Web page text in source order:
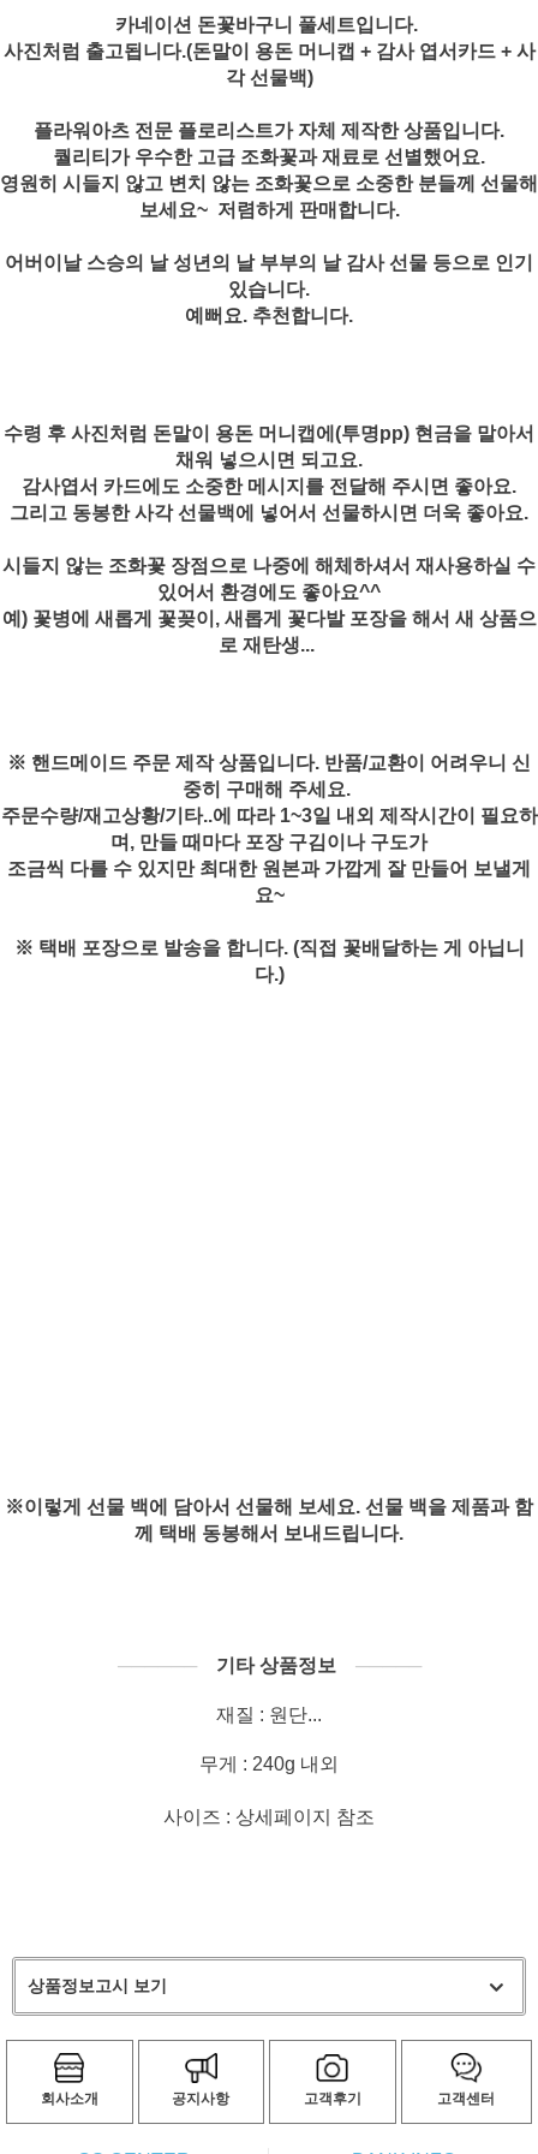
카네이션 돈꽃바구니 풀세트입니다.
사진처럼 출고됩니다.(돈말이 용돈 머니캡 + 감사 엽서카드 + 사
각 선물백)
플라워아츠 전문 플로리스트가 자체 제작한 상품입니다.
퀄리티가 우수한 고급 조화꽃과 재료로 선별했어요.
영원히 시들지 않고 변치 않는 조화꽃으로 소중한 분들께 선물해
보세요~ 저렴하게 판매합니다.
어버이날 스승의 날 성년의 날 부부의 날 감사 선물 등으로 인기
있습니다.
예뻐요. 추천합니다.
수령 후 사진처럼 돈말이 용돈 머니캡에(투명pp) 현금을 말아서
채워 넣으시면 되고요.
감사엽서 카드에도 소중한 메시지를 전달해 주시면 좋아요.
그리고 동봉한 사각 선물백에 넣어서 선물하시면 더욱 좋아요.
시들지 않는 조화꽃 장점으로 나중에 해체하셔서 재사용하실 수
있어서 환경에도 좋아요^^
예) 꽃병에 새롭게 꽃꽂이, 새롭게 꽃다발 포장을 해서 새 상품으
로 재탄생...
※ 핸드메이드 주문 제작 상품입니다. 반품/교환이 어려우니 신
중히 구매해 주세요.
주문수량/재고상황/기타..에 따라 1~3일 내외 제작시간이 필요하
며, 만들 때마다 포장 구김이나 구도가
조금씩 다를 수 있지만 최대한 원본과 가깝게 잘 만들어 보낼게
요~
※ 택배 포장으로 발송을 합니다. (직접 꽃배달하는 게 아닙니
다.)
※이렇게 선물 백에 담아서 선물해 보세요. 선물 백을 제품과 함
께 택배 동봉해서 보내드립니다.
────── 기타 상품정보 ─────
재질 : 원단...
무게 : 240g 내외
사이즈 : 상세페이지 참조
상품정보고시 보기
회사소개 공지사항 고객후기 고객센터